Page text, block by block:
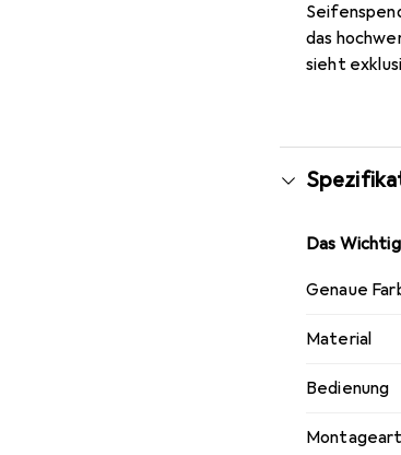
das
sieht
Das
Genaue
Material
Bedienung
Montageart